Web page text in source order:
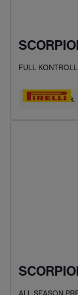
FULL
Hitta ditt däck
ALL SEASON